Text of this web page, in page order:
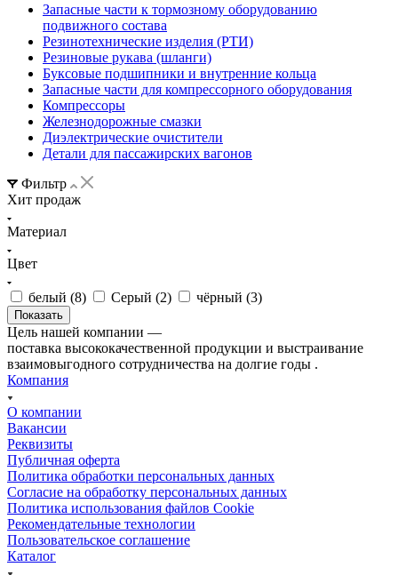
Запасные части к тормозному оборудованию
подвижного состава
Резинотехнические изделия (РТИ)
Резиновые рукава (шланги)
Буксовые подшипники и внутренние кольца
Запасные части для компрессорного оборудования
Компрессоры
Железнодорожные смазки
Диэлектрические очистители
Детали для пассажирских вагонов
Фильтр
Хит продаж
Материал
Цвет
белый (8) Серый (2) чёрный (3)
Цель нашей компании —
поставка высококачественной продукции и выстраивание
взаимовыгодного сотрудничества на долгие годы .
Компания
О компании
Вакансии
Реквизиты
Публичная оферта
Политика обработки персональных данных
Cогласие на обработку персональных данных
Политика использования файлов Cookie
Рекомендательные технологии
Пользовательское соглашение
Каталог